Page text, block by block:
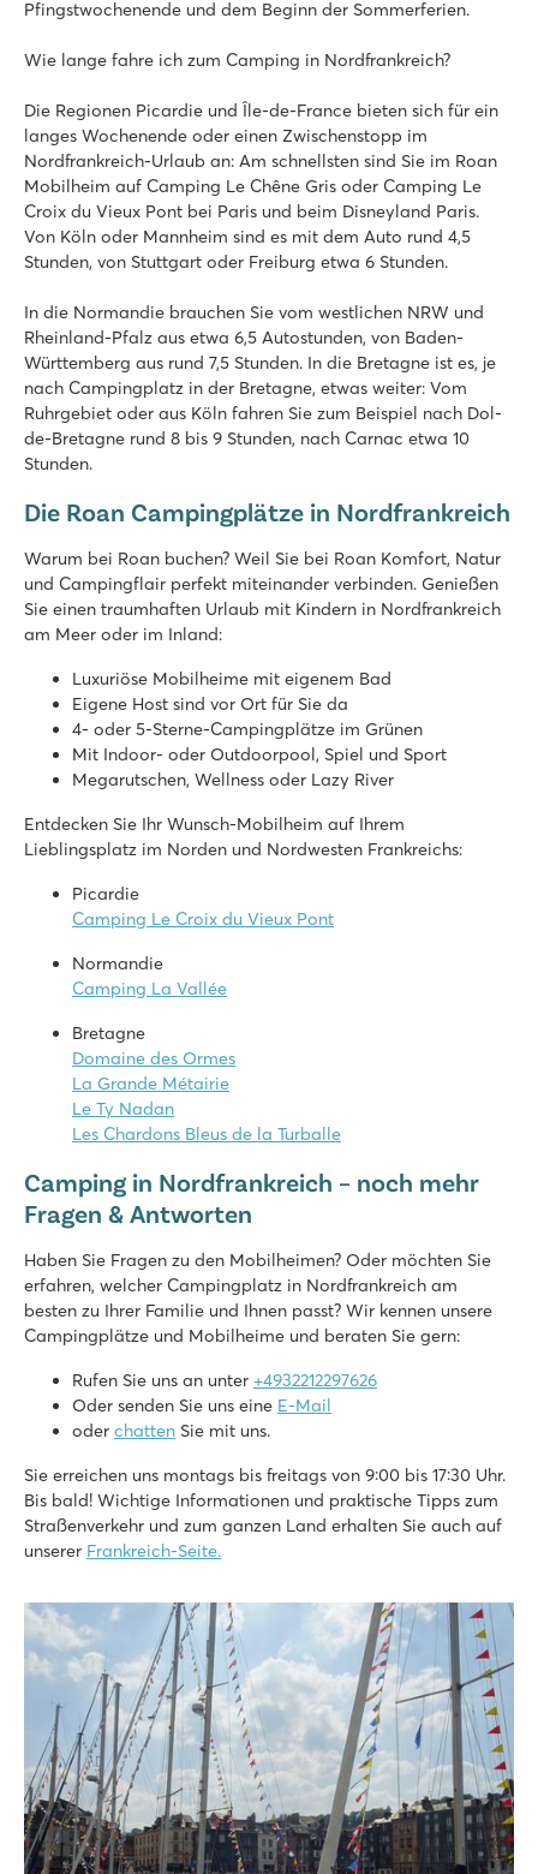
Pfingstwochenende und dem Beginn der Sommerferien.
Wie lange fahre ich zum Camping in Nordfrankreich?
Die Regionen Picardie und Île-de-France bieten sich für ein
langes Wochenende oder einen Zwischenstopp im
Nordfrankreich-Urlaub an: Am schnellsten sind Sie im Roan
Mobilheim auf Camping Le Chêne Gris oder Camping Le
Croix du Vieux Pont bei Paris und beim Disneyland Paris.
Von Köln oder Mannheim sind es mit dem Auto rund 4,5
Stunden, von Stuttgart oder Freiburg etwa 6 Stunden.
In die Normandie brauchen Sie vom westlichen NRW und
Rheinland-Pfalz aus etwa 6,5 Autostunden, von Baden-
Württemberg aus rund 7,5 Stunden. In die Bretagne ist es, je
nach Campingplatz in der Bretagne, etwas weiter: Vom
Ruhrgebiet oder aus Köln fahren Sie zum Beispiel nach Dol-
de-Bretagne rund 8 bis 9 Stunden, nach Carnac etwa 10
Stunden.
Die Roan Campingplätze in Nordfrankreich
Warum bei Roan buchen? Weil Sie bei Roan Komfort, Natur
und Campingflair perfekt miteinander verbinden. Genießen
Sie einen traumhaften Urlaub mit Kindern in Nordfrankreich
am Meer oder im Inland:
Luxuriöse Mobilheime mit eigenem Bad
Eigene Host sind vor Ort für Sie da
4- oder 5-Sterne-Campingplätze im Grünen
Mit Indoor- oder Outdoorpool, Spiel und Sport
Megarutschen, Wellness oder Lazy River
Entdecken Sie Ihr Wunsch-Mobilheim auf Ihrem
Lieblingsplatz im Norden und Nordwesten Frankreichs:
Picardie
Camping Le Croix du Vieux Pont
Normandie
Camping La Vallée
Bretagne
Domaine des Ormes
La Grande Métairie
Le Ty Nadan
Les Chardons Bleus de la Turballe
Camping in Nordfrankreich – noch mehr
Fragen & Antworten
Haben Sie Fragen zu den Mobilheimen? Oder möchten Sie
erfahren, welcher Campingplatz in Nordfrankreich am
besten zu Ihrer Familie und Ihnen passt? Wir kennen unsere
Campingplätze und Mobilheime und beraten Sie gern:
Rufen Sie uns an unter +4932212297626
Oder senden Sie uns eine E-Mail
oder chatten Sie mit uns.
Sie erreichen uns montags bis freitags von 9:00 bis 17:30 Uhr.
Bis bald! Wichtige Informationen und praktische Tipps zum
Straßenverkehr und zum ganzen Land erhalten Sie auch auf
unserer Frankreich-Seite.